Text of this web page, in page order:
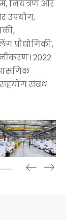
नियंत्रण और
उपयोग,
प्रौद्योगिकी,
2022
सहयोग संबंध